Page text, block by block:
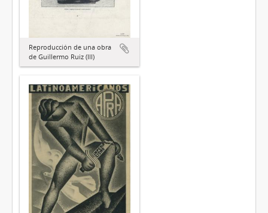
Reproducción de una obra
de Guillermo Ruiz (III)